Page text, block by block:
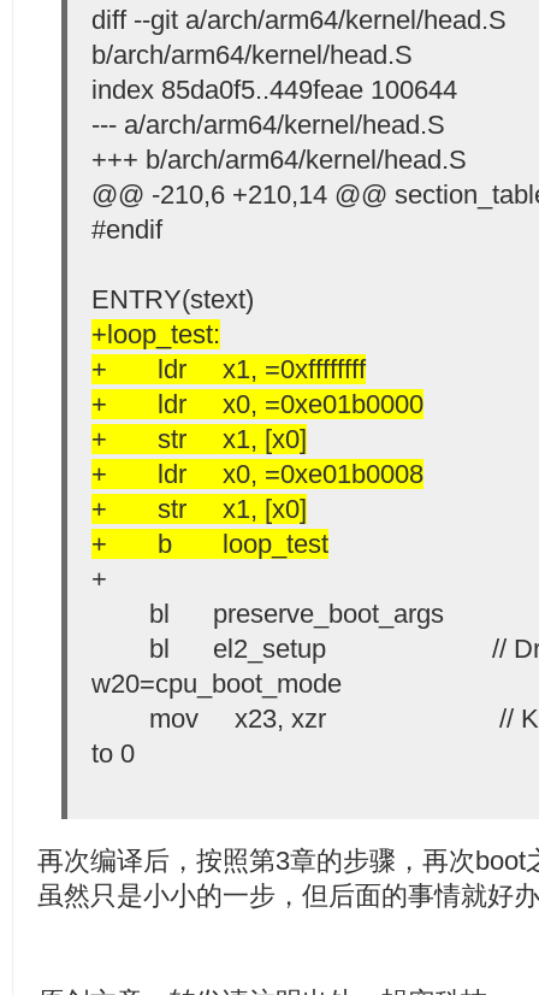
diff --git a/arch/arm64/kernel/head.S
b/arch/arm64/kernel/head.S
index 85da0f5..449feae 100644
--- a/arch/arm64/kernel/head.S
+++ b/arch/arm64/kernel/head.S
@@ -210,6 +210,14 @@
#endif
ENTRY(stext)
+loop_test:
+ ldr x1, =0xffffffff
+ ldr x0, =0xe01b0000
+ str x1, [x0]
+ ldr x0, =0xe01b0008
+ str x1, [x0]
+ b loop_test
+
bl preserve_boot_args
bl el2_setup // Drop
w20=cpu_boot_mode
mov x23, xzr // KASLR
to 0
再次编译后，按照第3章的步骤，再次
虽然只是小小的一步，但后面的事情就好